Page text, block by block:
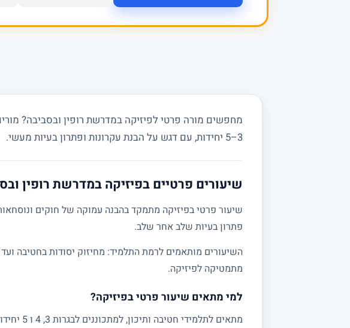
מחפשים מורה פרטי לפיזיקה במדרשת רופין ובסביבה?
3–5 יחידות, עם דגש על הבנת עקרונות ופתרון בעיות מעשי.
שיעורים פרטיים בפיזיקה במדרשת רופין
שיעור פרטי בפיזיקה מתמקד בהבנה עמוקה של חוקים
פתרון בעיות שלב אחר שלב.
מתמטיקה לפיזיקה.
למי מתאים שיעור פרטי בפיזיקה?
מתאים